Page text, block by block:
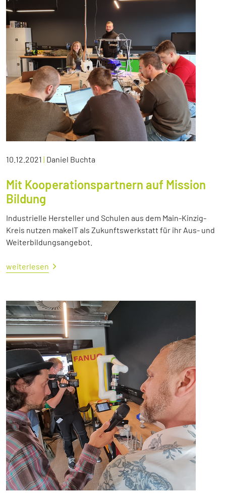
10.12.2021 | Daniel Buchta
Mit Kooperationspartnern auf Mission
Bildung
Industrielle Hersteller und Schulen aus dem Main-Kinzig-
Kreis nutzen makeIT als Zukunftswerkstatt für ihr Aus- und
Weiterbildungsangebot.
weiterlesen